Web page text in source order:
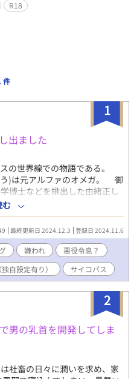
R18
件
1
出ました
の世界線での物語である。
)は元アルファのオメガ。 御
博士などを排出した由緒正し
ルファからオメガへビッチン
麗の青年の人生が一転した。
ガ。 肩身が狭いどころではな
させられたあと、小さな家
しかった祖母暮らしていた。
話。 すべてを突っぱねて
から状況は変わった。 跡取
渋々縁談を受け入れた。 相
他にも様々な業界にて拡大成
御曹司。 貴島 高貴 (きじま
が性格の悪い男で、もちろん
い失礼な発言と乱暴をしよ
約したものの、相手の会社
会社では腫れ物扱い。ヒソ
も祖母のため家のため必死
なく放置。 たまには食事で
む
最終更新日 2024.12.3 登録日 2024.11.6
嫌われ
悪役令息？
自設定有り） サイコパス
2
男の乳首を開発してしま
社畜の日々に潤いを求め、家